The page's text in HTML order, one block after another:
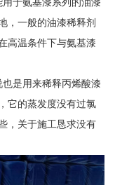
，一般的油漆稀释剂
高温条件下与氨基漆
是用来稀释丙烯酸漆
它的蒸发度没有过氯
，关于施工恳求没有